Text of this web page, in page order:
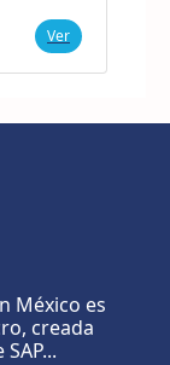
Ver
México es
creada